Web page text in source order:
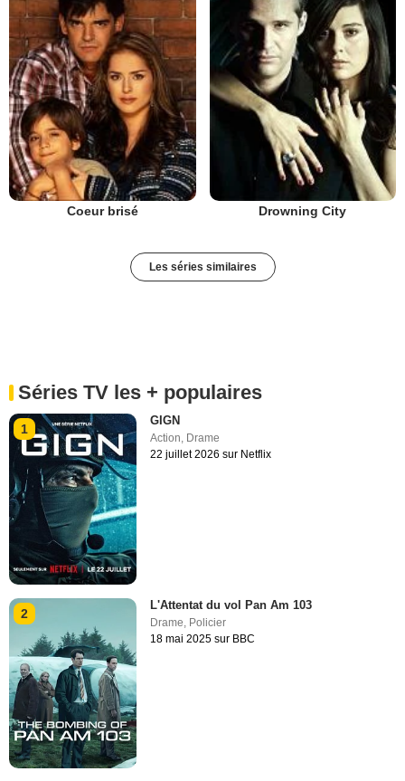
Coeur brisé Drowning City
Les séries similaires
Séries TV les + populaires
1
GIGN
Action, Drame
22 juillet 2026 sur Netflix
2
L'Attentat du vol Pan Am 103
Drame Policier
18 mai 2025 sur BBC